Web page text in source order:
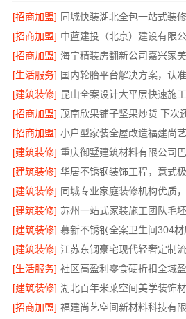
[招商加盟] 同城快装湖北全包一站式装
[招商加盟]
[招商加盟]
[生活服务]
[建筑装修]
[招商加盟] 茂南欣果铺子坚果炒货 下次
[招商加盟] 小户型家装全屋改造福建尚
[建筑装修] 重庆御墅建筑材料有限公司
[建筑装修] 华居不锈钢装饰工程，意式
[建筑装修]
[建筑装修]
[建筑装修] 慕新不锈钢全案卫生间304材
[建筑装修] 江苏东钢豪宅现代轻奢定制
[生活服务]
[建筑装修]
[招商加盟]